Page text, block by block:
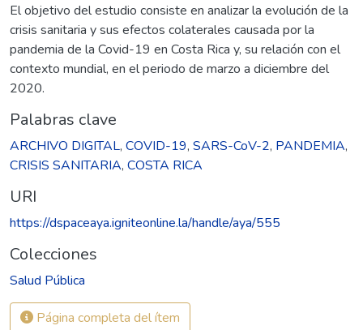
El objetivo del estudio consiste en analizar la evolución de la
crisis sanitaria y sus efectos colaterales causada por la
pandemia de la Covid-19 en Costa Rica y, su relación con el
contexto mundial, en el periodo de marzo a diciembre del
2020.
Palabras clave
ARCHIVO DIGITAL, COVID-19, SARS-CoV-2, PANDEMIA,
CRISIS SANITARIA, COSTA RICA
URI
https://dspaceaya.igniteonline.la/handle/aya/555
Colecciones
Salud Pública
Página completa del ítem